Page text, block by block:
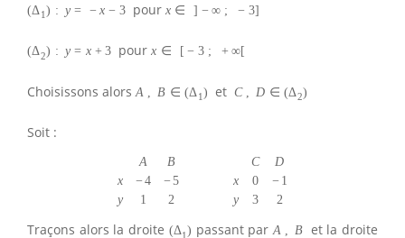
(Δ1) : y = − x − 3 pour x ∈ ] − ∞ ; − 3]
(Δ2) : y = x + 3 pourx ∈ [ − 3 ; + ∞[
Choisissons alorsA B ∈ (Δ 1) et C D ∈ (Δ2)
Soit :
A
B
x
− 4 − 5
y
1 2
C
D
x
0 − 1
y
3 2
Traçons alors la droite (Δ1) passant parA , B et la droite